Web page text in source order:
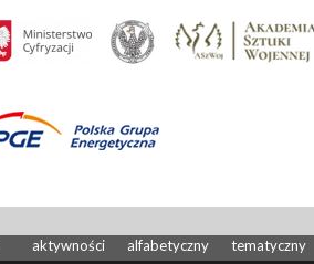
aktywności alfabetyczny tematyczny